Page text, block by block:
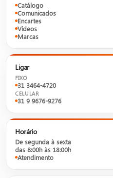
Catálogo
Comunicados
Encartes
Vídeos
Marcas
Ligar
FIXO
31 3464-4720
CELULAR
31 9 9676-9276
Horário
De segunda à sexta
das 8:00h às 18:00h
Atendimento